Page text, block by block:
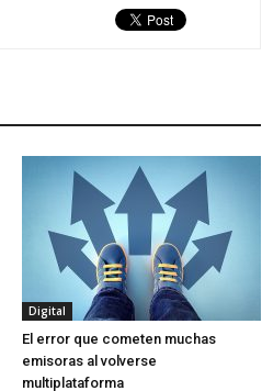
Digital
El error que cometen muchas
emisoras al volverse
multiplataforma